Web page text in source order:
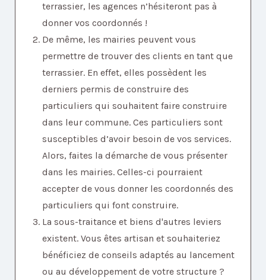
terrassier, les agences n’hésiteront pas à
donner vos coordonnés !
De même, les mairies peuvent vous
permettre de trouver des clients en tant que
terrassier. En effet, elles possèdent les
derniers permis de construire des
particuliers qui souhaitent faire construire
dans leur commune. Ces particuliers sont
susceptibles d’avoir besoin de vos services.
Alors, faites la démarche de vous présenter
dans les mairies. Celles-ci pourraient
accepter de vous donner les coordonnés des
particuliers qui font construire.
La sous-traitance et biens d'autres leviers
existent. Vous êtes artisan et souhaiteriez
bénéficiez de conseils adaptés au lancement
ou au développement de votre structure ?